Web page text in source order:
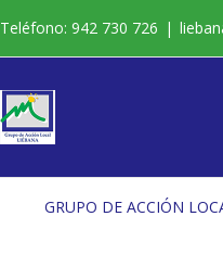
Teléfono: 942 730 726 |
GRUPO DE ACCIÓN